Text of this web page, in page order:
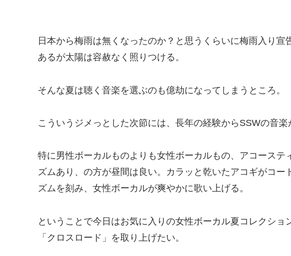
日本から梅雨は無くなったのか？と思うくらいに梅雨入り
あるが太陽は容赦なく照りつける。
そんな夏は聴く音楽を選ぶのも億劫になってしまうところ。
こういうジメっとした次節には、長年の経験からSSWの音楽
特に男性ボーカルものよりも女性ボーカルもの、アコーステ
ズムあり、の方が昼間は良い。カラッと乾いたアコギがコー
ズムを刻み、女性ボーカルが爽やかに歌い上げる。
ということで今日はお気に入りの女性ボーカル夏コレクシ
「クロスロード」を取り上げたい。